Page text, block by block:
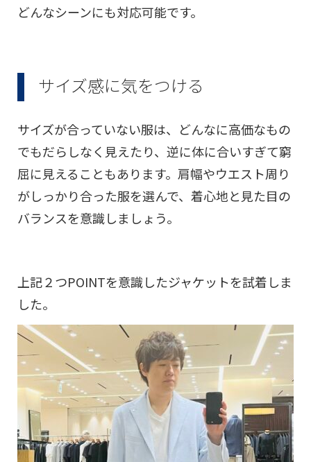
どんなシーンにも対応可能です。
サイズ感に気をつける
サイズが合っていない服は、どんなに高価なもの
でもだらしなく見えたり、逆に体に合いすぎて窮
屈に見えることもあります。肩幅やウエスト周り
がしっかり合った服を選んで、着心地と見た目の
バランスを意識しましょう。
上記２つPOINTを意識したジャケットを試着しま
した。